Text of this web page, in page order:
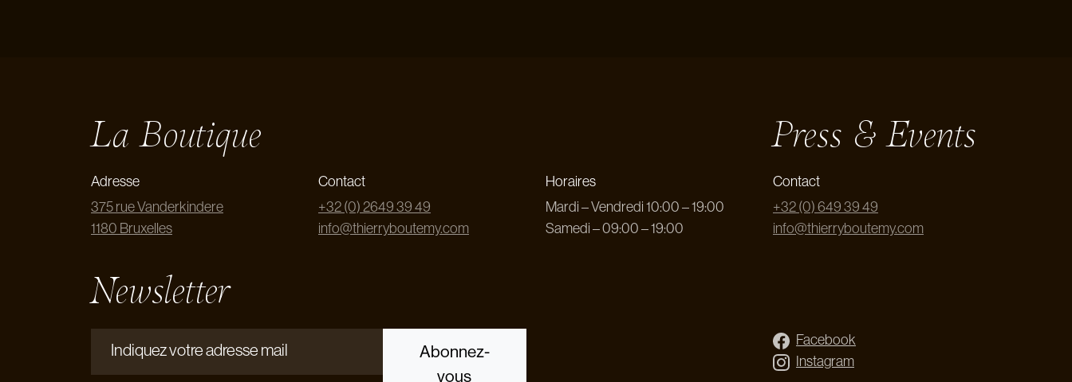
La Boutique
Adresse
375 rue Vanderkindere
1180 Bruxelles
Contact
+32 (0) 2649 39 49
info@thierryboutemy.com
Horaires
Mardi – Vendredi 10:00 – 19:00
Samedi – 09:00 – 19:00
Press & Events
Contact
+32 (0) 649 39 49
info@thierryboutemy.com
Newsletter
Indiquez votre adresse mail
Abonnez-
vous
Facebook
Instagram